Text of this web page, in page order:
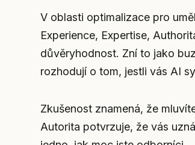
V oblasti optimalizace pro
Experience, Expertise,
důvěryhodnost. Zní to jako
rozhodují o tom, jestli vás AI
Zkušenost znamená, že
Autorita potvrzuje, že vás